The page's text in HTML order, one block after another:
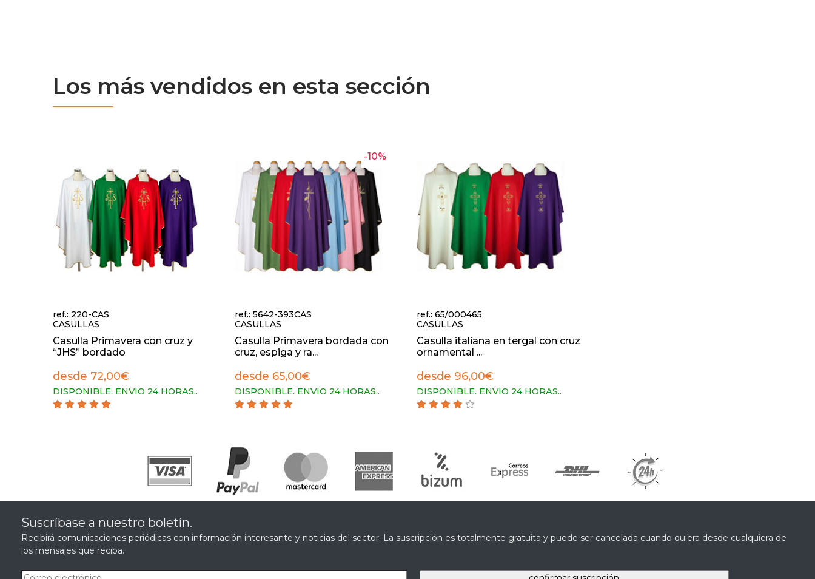
Los más vendidos en esta sección
ref.: 220-CAS
CASULLAS
Casulla Primavera con cruz y
“JHS” bordado
desde 72,00€
DISPONIBLE. ENVIO 24 HORAS..
-10%
ref.: 5642-393CAS
CASULLAS
Casulla Primavera bordada con
cruz, espiga y ra...
desde 65,00€
DISPONIBLE. ENVIO 24 HORAS..
ref.: 65/000465
CASULLAS
Casulla italiana en tergal con cruz
ornamental ...
desde 96,00€
DISPONIBLE. ENVIO 24 HORAS..
Suscríbase a nuestro boletín.
Recibirá comunicaciones periódicas con información interesante y noticias del sector. La suscripción es totalmente gratuita y puede ser cancelada cuando quiera desde cualquiera de
los mensajes que reciba.